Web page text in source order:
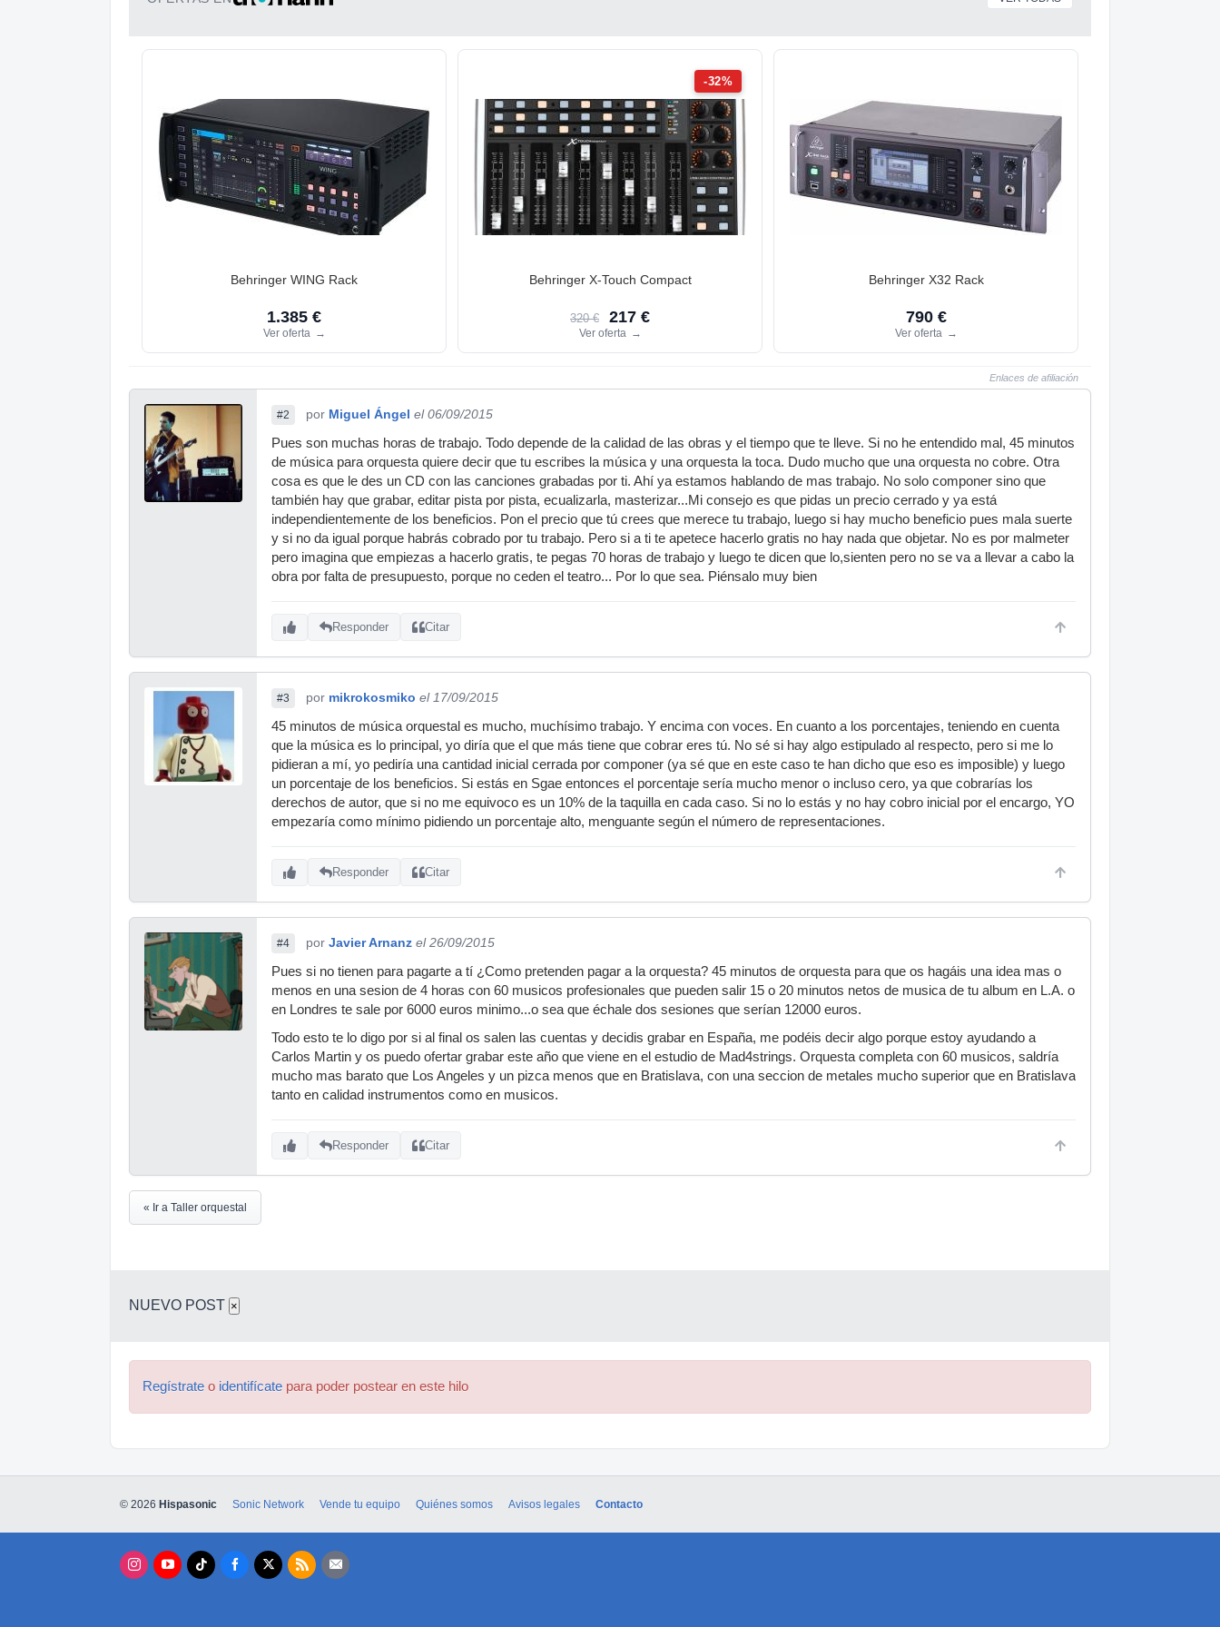
Behringer WING Rack
1.385 €
Ver oferta →
-32%
Behringer X-Touch Compact
320 € 217 €
Ver oferta →
Behringer X32 Rack
790 €
Ver oferta →
Enlaces de afiliación
#2 por Miguel Ángel el 06/09/2015
Pues son muchas horas de trabajo. Todo depende de la calidad de las obras y el tiempo que te lleve. Si no he entendido mal, 45 minutos
de música para orquesta quiere decir que tu escribes la música y una orquesta la toca. Dudo mucho que una orquesta no cobre. Otra
cosa es que le des un CD con las canciones grabadas por ti. Ahí ya estamos hablando de mas trabajo. No solo componer sino que
también hay que grabar, editar pista por pista, ecualizarla, masterizar...Mi consejo es que pidas un precio cerrado y ya está
independientemente de los beneficios. Pon el precio que tú crees que merece tu trabajo, luego si hay mucho beneficio pues mala suerte
y si no da igual porque habrás cobrado por tu trabajo. Pero si a ti te apetece hacerlo gratis no hay nada que objetar. No es por malmeter
pero imagina que empiezas a hacerlo gratis, te pegas 70 horas de trabajo y luego te dicen que lo,sienten pero no se va a llevar a cabo la
obra por falta de presupuesto, porque no ceden el teatro... Por lo que sea. Piénsalo muy bien
Responder Citar
#3 por mikrokosmiko el 17/09/2015
45 minutos de música orquestal es mucho, muchísimo trabajo. Y encima con voces. En cuanto a los porcentajes, teniendo en cuenta
que la música es lo principal, yo diría que el que más tiene que cobrar eres tú. No sé si hay algo estipulado al respecto, pero si me lo
pidieran a mí, yo pediría una cantidad inicial cerrada por componer (ya sé que en este caso te han dicho que eso es imposible) y luego
un porcentaje de los beneficios. Si estás en Sgae entonces el porcentaje sería mucho menor o incluso cero, ya que cobrarías los
derechos de autor, que si no me equivoco es un 10% de la taquilla en cada caso. Si no lo estás y no hay cobro inicial por el encargo, YO
empezaría como mínimo pidiendo un porcentaje alto, menguante según el número de representaciones.
Responder Citar
#4 por Javier Arnanz el 26/09/2015
Pues si no tienen para pagarte a tí ¿Como pretenden pagar a la orquesta? 45 minutos de orquesta para que os hagáis una idea mas o
menos en una sesion de 4 horas con 60 musicos profesionales que pueden salir 15 o 20 minutos netos de musica de tu album en L.A. o
en Londres te sale por 6000 euros minimo...o sea que échale dos sesiones que serían 12000 euros.
Todo esto te lo digo por si al final os salen las cuentas y decidis grabar en España, me podéis decir algo porque estoy ayudando a
Carlos Martin y os puedo ofertar grabar este año que viene en el estudio de Mad4strings. Orquesta completa con 60 musicos, saldría
mucho mas barato que Los Angeles y un pizca menos que en Bratislava, con una seccion de metales mucho superior que en Bratislava
tanto en calidad instrumentos como en musicos.
Responder Citar
« Ir a Taller orquestal
NUEVO POST ×
Regístrate o identifícate para poder postear en este hilo
© 2026 Hispasonic Sonic Network Vende tu equipo Quiénes somos Avisos legales Contacto